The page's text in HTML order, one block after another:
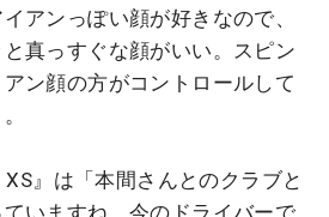
アンっぽい顔が好きなので、
真っすぐな顔がいい。スピン
ン顔の方がコントロールして
』は「本間さんとのクラブと
いますね。今のドライバーで